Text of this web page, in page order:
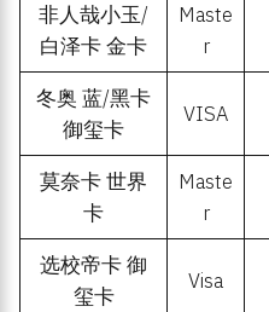
非人哉小玉/
白泽卡 金卡
Maste
r
冬奥 蓝/黑卡
御玺卡
VISA
莫奈卡 世界
卡
Maste
r
选校帝卡 御
玺卡
Visa